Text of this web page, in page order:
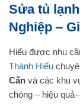
Sửa tủ
Nghiệp –
Hiểu được nhu
Thành Hiếu
Cấn và các khu
chóng – hiệu